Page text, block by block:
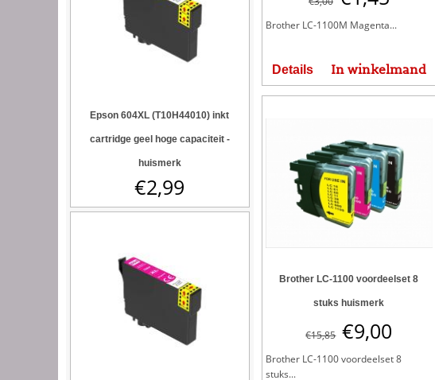
Epson 604XL (T10H44010) inkt
cartridge geel hoge capaciteit -
huismerk
€2,99
Brother LC-1100M Magenta...
Details In winkelmand
Brother LC-1100 voordeelset 8
stuks huismerk
€15,85 €9,00
Brother LC-1100 voordeelset 8
stuks...